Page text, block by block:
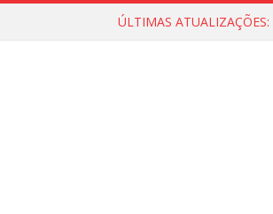
ÚLTIMAS ATUALIZAÇÕES: